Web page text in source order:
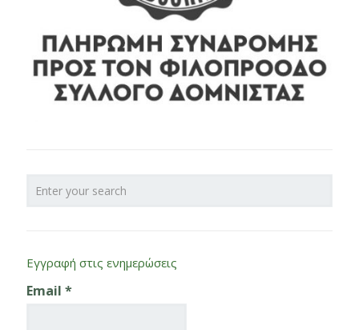
Εγγραφή στις ενημερώσεις
Email *